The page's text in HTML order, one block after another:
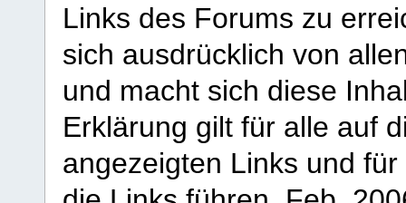
Links des Forums zu
sich ausdrücklich von
und macht sich diese
Erklärung gilt für alle auf
angezeigten Links und